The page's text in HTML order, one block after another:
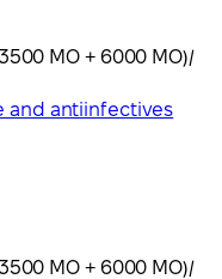
3500 МО + 6000 МО)/
and antiinfectives
3500 МО + 6000 МО)/